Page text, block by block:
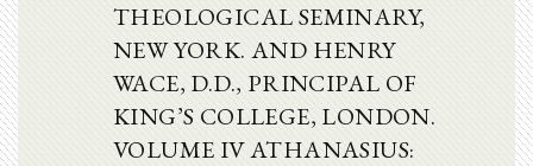
THEOLOGICAL SEMINARY,
NEW YORK. AND HENRY
WACE, D.D., PRINCIPAL OF
KING’S COLLEGE, LONDON.
VOLUME IV ATHANASIUS: